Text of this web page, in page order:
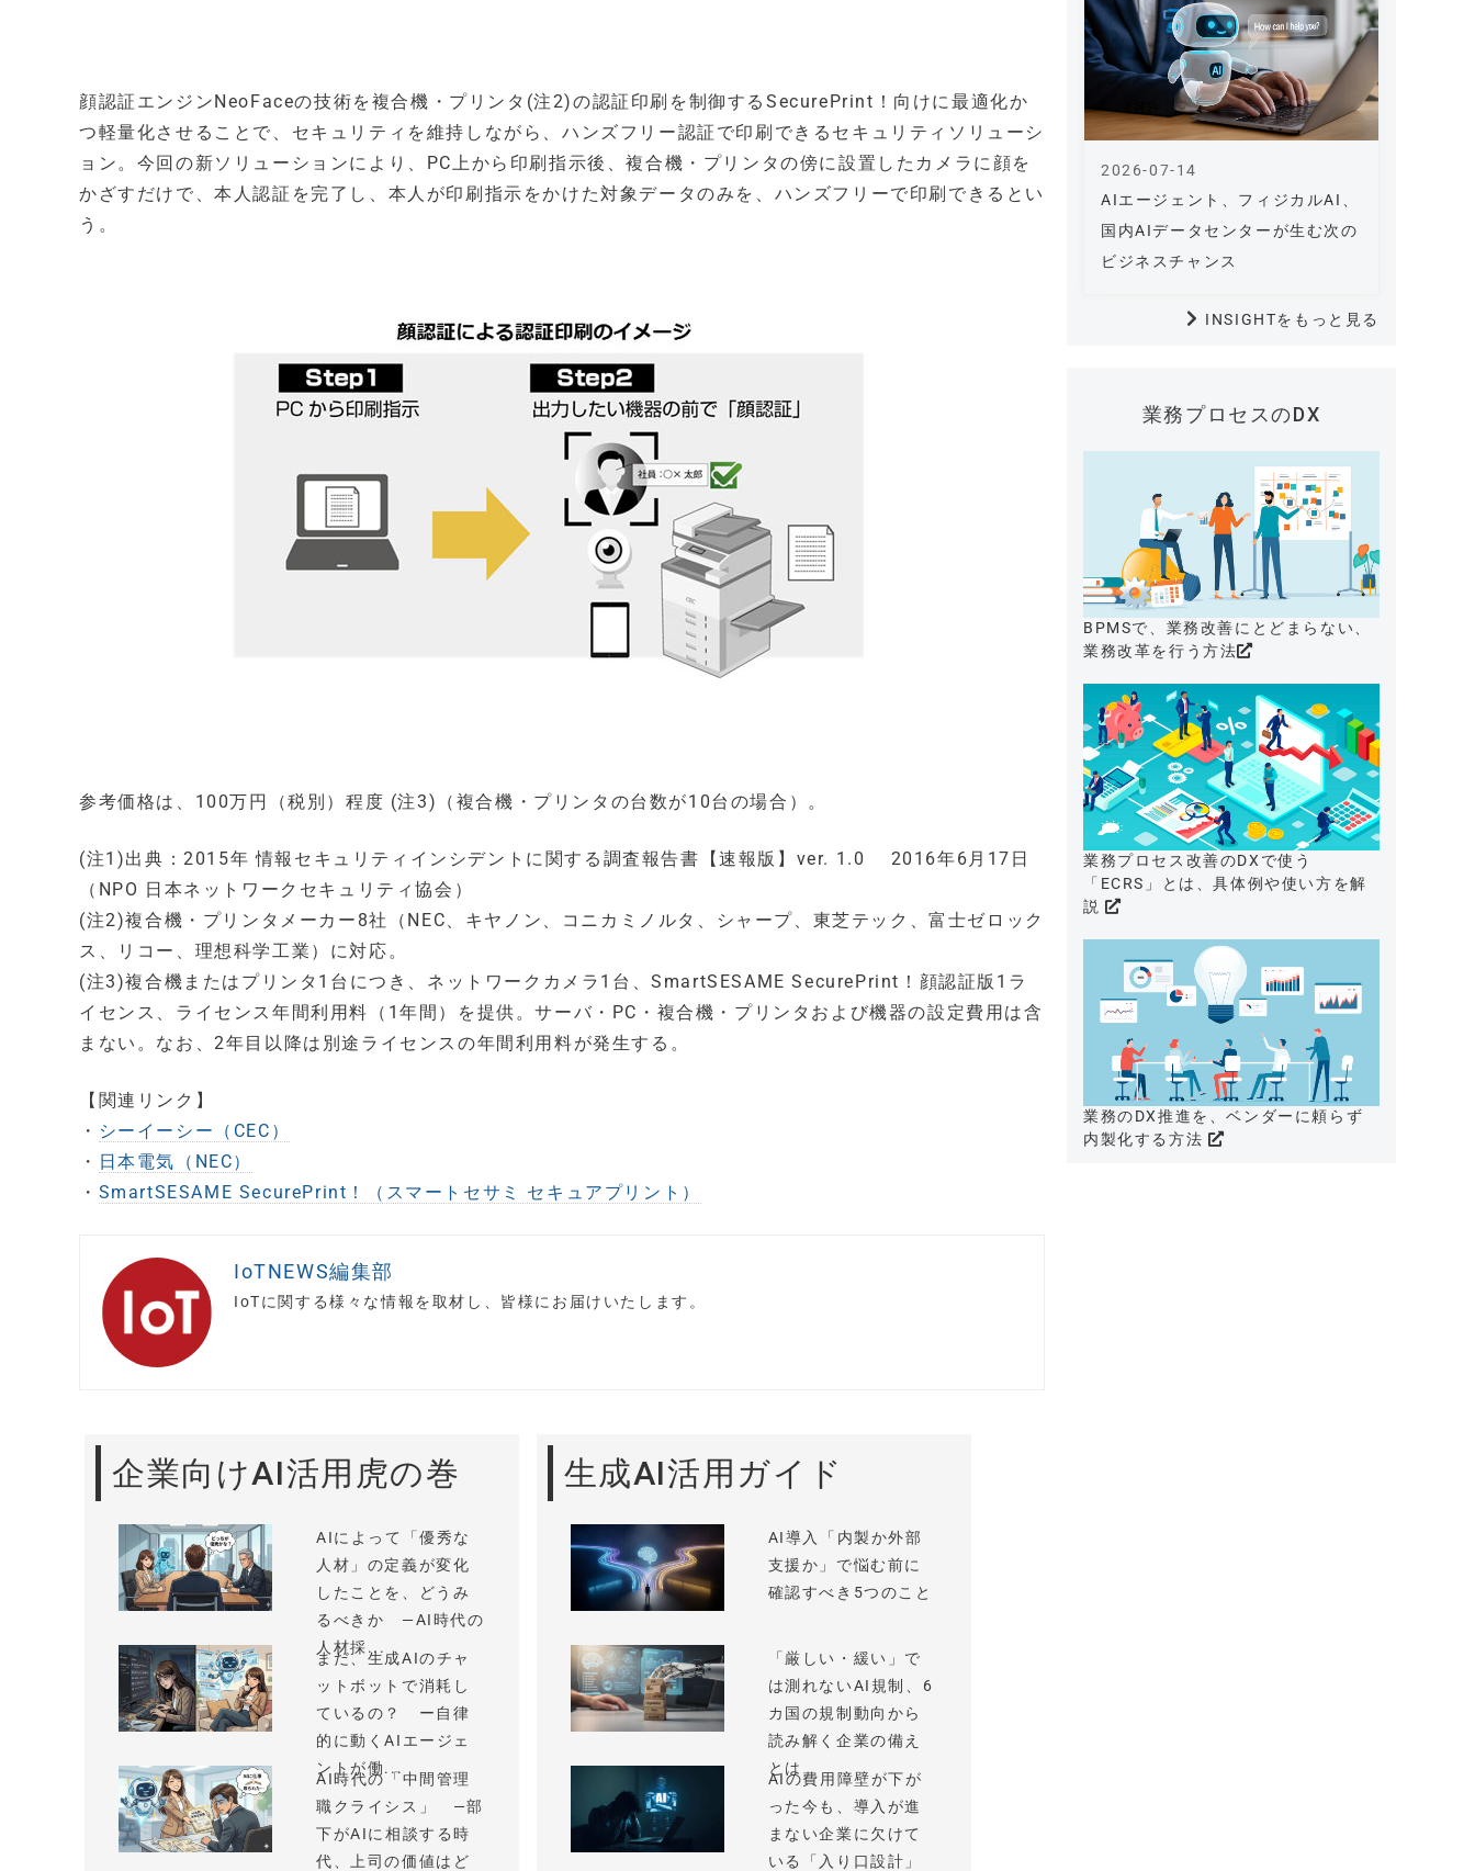
顔認証エンジンNeoFaceの技術を複合機・プリンタ(注2)の認証印刷を制御するSecurePrint！向けに最適化か
つ軽量化させることで、セキュリティを維持しながら、ハンズフリー認証で印刷できるセキュリティソリューシ
ョン。今回の新ソリューションにより、PC上から印刷指示後、複合機・プリンタの傍に設置したカメラに顔を
かざすだけで、本人認証を完了し、本人が印刷指示をかけた対象データのみを、ハンズフリーで印刷できるとい
う。
参考価格は、100万円（税別）程度 (注3)（複合機・プリンタの台数が10台の場合）。
(注1)出典：2015年 情報セキュリティインシデントに関する調査報告書【速報版】ver. 1.0 2016年6月17日
（NPO 日本ネットワークセキュリティ協会）
(注2)複合機・プリンタメーカー8社（NEC、キヤノン、コニカミノルタ、シャープ、東芝テック、富士ゼロック
ス、リコー、理想科学工業）に対応。
(注3)複合機またはプリンタ1台につき、ネットワークカメラ1台、SmartSESAME SecurePrint！顔認証版1ラ
イセンス、ライセンス年間利用料（1年間）を提供。サーバ・PC・複合機・プリンタおよび機器の設定費用は含
まない。なお、2年目以降は別途ライセンスの年間利用料が発生する。
【関連リンク】
・ シーイーシー（CEC）
・ 日本電気（NEC）
・ SmartSESAME SecurePrint！（スマートセサミ セキュアプリント）
IoTNEWS編集部
IoTに関する様々な情報を取材し、皆様にお届けいたします。
企業向けAI活用虎の巻
AIによって「優秀な
人材」の定義が変化
したことを、どうみ
るべきか —AI時代の
人材採...
まだ、生成AIのチャ
ットボットで消耗し
ているの？ ー自律
的に動くAIエージェ
ントが働...
AI時代の「中間管理
職クライシス」 —部
下がAIに相談する時
代、上司の価値はど
生成AI活用ガイド
AI導入「内製か外部
支援か」で悩む前に
確認すべき5つのこと
「厳しい・緩い」で
は測れないAI規制、6
カ国の規制動向から
読み解く企業の備え
とは
AIの費用障壁が下が
った今も、導入が進
まない企業に欠けて
いる「入り口設計」
AIエージェント、フィジカルAI、
国内AIデータセンターが生む次の
ビジネスチャンス
2026-07-14
INSIGHTをもっと見る
業務プロセスのDX
BPMSで、業務改善にとどまらない、
業務改革を行う方法
業務プロセス改善のDXで使う
「ECRS」とは、具体例や使い方を解
説
業務のDX推進を、ベンダーに頼らず
内製化する方法